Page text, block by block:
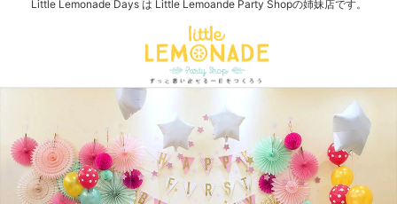
Little Lemonade Days は Little Lemoande Party Shopの姉妹店です。